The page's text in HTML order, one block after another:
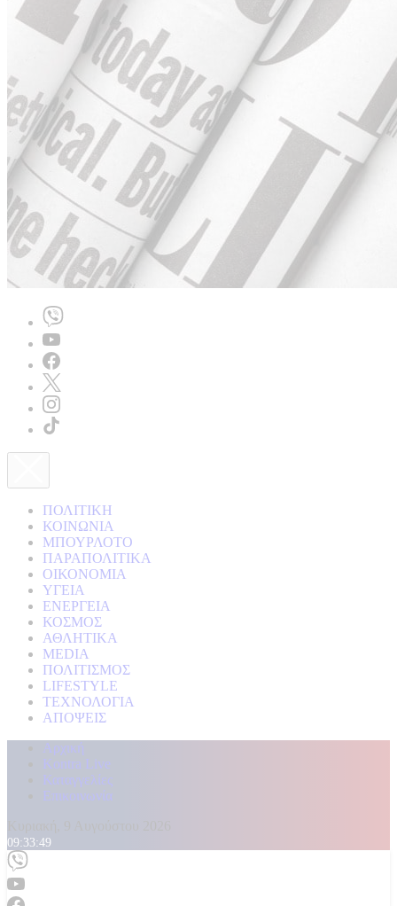
ΠΟΛΙΤΙΚΗ
ΚΟΙΝΩΝΙΑ
ΜΠΟΥΡΛΟΤΟ
ΠΑΡΑΠΟΛΙΤΙΚΑ
ΟΙΚΟΝΟΜΙΑ
ΥΓΕΙΑ
ΕΝΕΡΓΕΙΑ
ΚΟΣΜΟΣ
ΑΘΛΗΤΙΚΑ
MEDIA
ΠΟΛΙΤΙΣΜΟΣ
LIFESTYLE
ΤΕΧΝΟΛΟΓΙΑ
ΑΠΟΨΕΙΣ
Αρχική
Kontra Live
Καταγγελίες
Επικοινωνία
09:33:50